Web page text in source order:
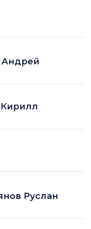
на одного
на двух
ворота
Андрей
Руслан